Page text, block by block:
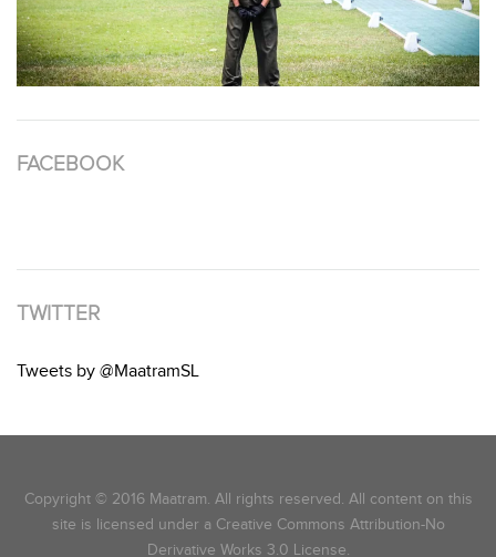
FACEBOOK
TWITTER
Tweets by @MaatramSL
Copyright © 2016 Maatram. All rights reserved. All content on this
site is licensed under a Creative Commons Attribution-No
Derivative Works 3.0 License.